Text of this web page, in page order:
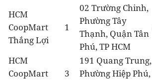
HCM
CoopMart
Thắng Lợi
1
02 Trường Chinh,
Phường Tây
Thạnh, Quận Tân
Phú, TP HCM
HCM
CoopMart
3
191 Quang Trung,
Phường Hiệp Phú,